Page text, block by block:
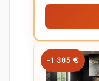
−1 385 €